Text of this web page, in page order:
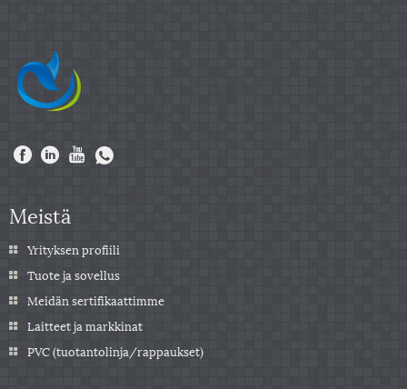
Meistä
Yrityksen profiili
Tuote ja sovellus
Meidän sertifikaattimme
Laitteet ja markkinat
PVC (tuotantolinja/rappaukset)